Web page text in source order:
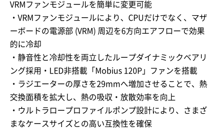
VRMファンモジュールを簡単に変更可能
・VRMファンモジュールにより、CPUだけでなく、マザ
ーボードの電源部 (VRM) 周辺を6方向エアフローで効果
的に冷却
・静音性と冷却性を両立したループダイナミックベアリ
ング採用・LED非搭載「Mobius 120P」ファンを搭載
・ラジエーターの厚さを29mmへ増加させることで、熱
交換面積を拡大し、熱の吸収・放散効率を向上
・ウルトラロープロファイルポンプ設計により、さまざ
まなケースサイズとの高い互換性を確保